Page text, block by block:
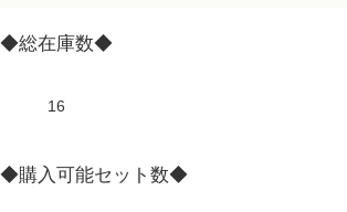
◆総在庫数◆
16
◆購入可能セット数◆